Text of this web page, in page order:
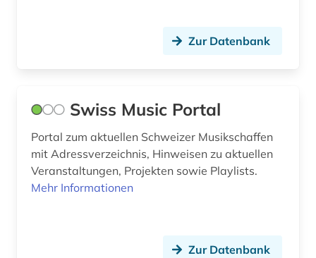
Zur Datenbank
Swiss Music Portal
Portal zum aktuellen Schweizer Musikschaffen
mit Adressverzeichnis, Hinweisen zu aktuellen
Veranstaltungen, Projekten sowie Playlists.
Mehr Informationen
Zur Datenbank